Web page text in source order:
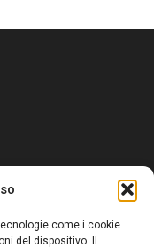
come i cookie
del dispositivo. Il
“liberamente” i
occhio rivolto al